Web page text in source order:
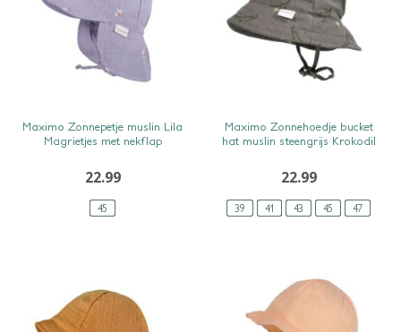
SNEL BEKIJKEN
45
Maximo Zonnepetje muslin Lila
Magrietjes met nekflap
22.99
SNEL BEKIJKEN
39 41 43 45 47
Maximo Zonnehoedje bucket
hat muslin steengrijs Krokodil
22.99